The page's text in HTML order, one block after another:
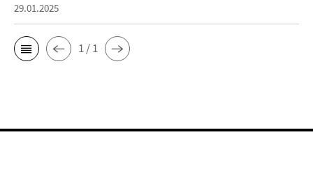
29.01.2025
1 / 1